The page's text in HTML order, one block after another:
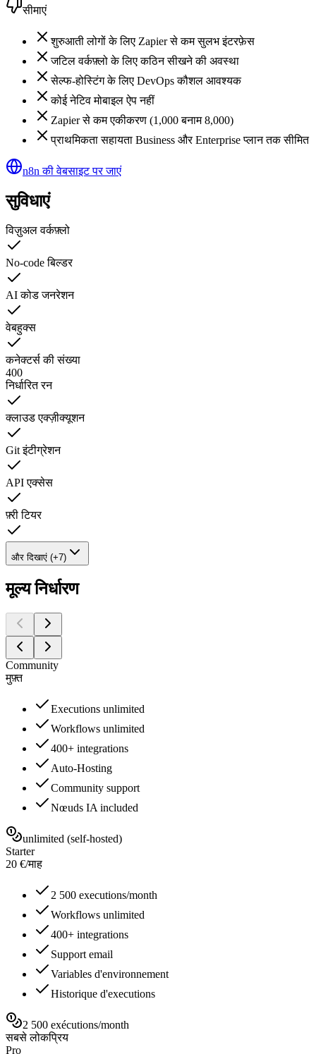
सीमाएं
शुरुआती लोगों के लिए Zapier से कम सुलभ इंटरफ़ेस
जटिल वर्कफ़्लो के लिए कठिन सीखने की अवस्था
सेल्फ-होस्टिंग के लिए DevOps कौशल आवश्यक
कोई नेटिव मोबाइल ऐप नहीं
Zapier से कम एकीकरण (1,000 बनाम 8,000)
प्राथमिकता सहायता Business और Enterprise प्लान तक सीमित
n8n की वेबसाइट पर जाएं
सुविधाएं
विज़ुअल वर्कफ़्लो
No-code बिल्डर
AI कोड जनरेशन
वेबहुक्स
कनेक्टर्स की संख्या
400
निर्धारित रन
क्लाउड एक्ज़ीक्यूशन
Git इंटीग्रेशन
API एक्सेस
फ़्री टियर
और दिखाएं (+7)
मूल्य निर्धारण
Community
मुफ़्त
Executions unlimited
Workflows unlimited
400+ integrations
Auto-Hosting
Community support
Nœuds IA included
unlimited (self-hosted)
Starter
20 €/माह
2 500 executions/month
Workflows unlimited
400+ integrations
Support email
Variables d'environnement
Historique d'executions
2 500 exécutions/month
सबसे लोकप्रिय
Pro